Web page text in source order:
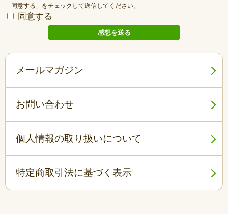
「同意する」をチェックして送信してください。
同意する
メールマガジン
お問い合わせ
個人情報の取り扱いについて
特定商取引法に基づく表示